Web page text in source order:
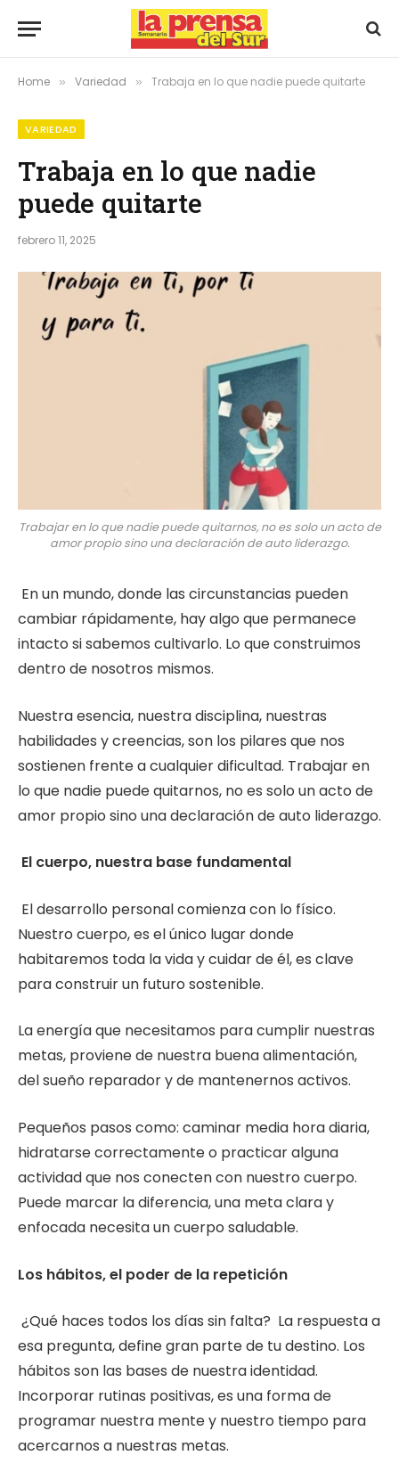
Home » Variedad » Trabaja en lo que nadie puede quitarte
VARIEDAD
Trabaja en lo que nadie
puede quitarte
febrero 11, 2025
Trabajar en lo que nadie puede quitarnos, no es solo un acto de
amor propio sino una declaración de auto liderazgo.
En un mundo, donde las circunstancias pueden
cambiar rápidamente, hay algo que permanece
intacto si sabemos cultivarlo. Lo que construimos
dentro de nosotros mismos.
Nuestra esencia, nuestra disciplina, nuestras
habilidades y creencias, son los pilares que nos
sostienen frente a cualquier dificultad. Trabajar en
lo que nadie puede quitarnos, no es solo un acto de
amor propio sino una declaración de auto liderazgo.
El cuerpo, nuestra base fundamental
El desarrollo personal comienza con lo físico.
Nuestro cuerpo, es el único lugar donde
habitaremos toda la vida y cuidar de él, es clave
para construir un futuro sostenible.
La energía que necesitamos para cumplir nuestras
metas, proviene de nuestra buena alimentación,
del sueño reparador y de mantenernos activos.
Pequeños pasos como: caminar media hora diaria,
hidratarse correctamente o practicar alguna
actividad que nos conecten con nuestro cuerpo.
Puede marcar la diferencia, una meta clara y
enfocada necesita un cuerpo saludable.
Los hábitos, el poder de la repetición
¿Qué haces todos los días sin falta? La respuesta a
esa pregunta, define gran parte de tu destino. Los
hábitos son las bases de nuestra identidad.
Incorporar rutinas positivas, es una forma de
programar nuestra mente y nuestro tiempo para
acercarnos a nuestras metas.